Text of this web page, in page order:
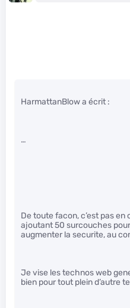
HarmattanBlow a écrit :
…
De toute facon, c’est pas
ajoutant 50 surcouches
augmenter la securite, au
Je vise les technos web
bien pour tout plein d’autre